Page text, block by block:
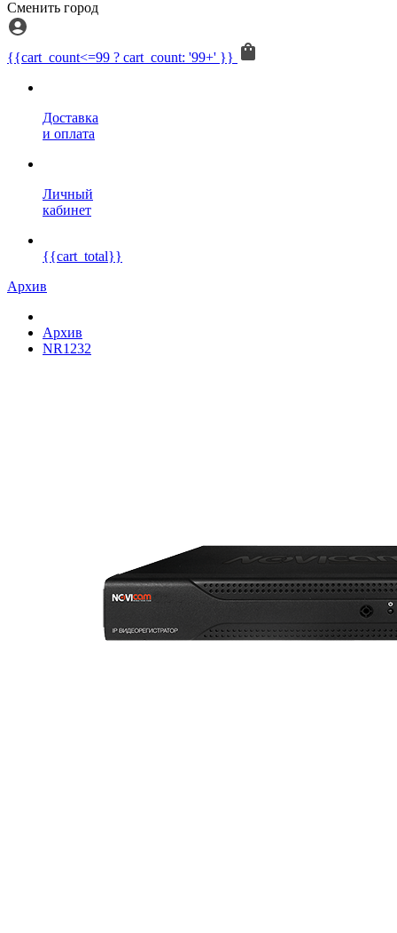
Сменить город
{{cart_count<=99 ? cart_count: '99+' }}
Доставка
и оплата
Личный
кабинет
{{cart_total}}
Архив
Архив
NR1232